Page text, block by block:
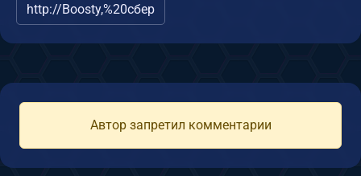
http://Boosty,%20сбер
Автор запретил комментарии